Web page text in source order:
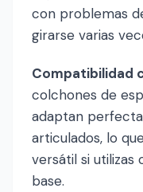
con problemas
girarse varias
Compatibilidad
colchones de
adaptan
articulados, lo
versátil si utilizas
base.